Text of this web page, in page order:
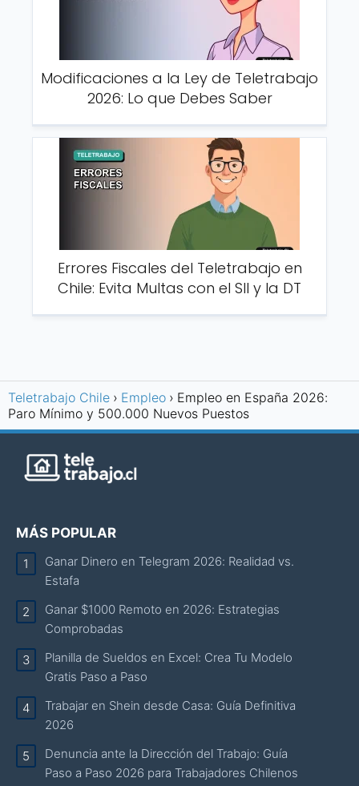
Modificaciones a la Ley de Teletrabajo
2026: Lo que Debes Saber
Errores Fiscales del Teletrabajo en
Chile: Evita Multas con el SII y la DT
Teletrabajo Chile Empleo
Empleo en España 2026:
Paro Mínimo y 500.000 Nuevos Puestos
MÁS POPULAR
Ganar Dinero en Telegram 2026: Realidad vs.
Estafa
Ganar $1000 Remoto en 2026: Estrategias
Comprobadas
Planilla de Sueldos en Excel: Crea Tu Modelo
Gratis Paso a Paso
Trabajar en Shein desde Casa: Guía Definitiva
2026
Denuncia ante la Dirección del Trabajo: Guía
Paso a Paso 2026 para Trabajadores Chilenos